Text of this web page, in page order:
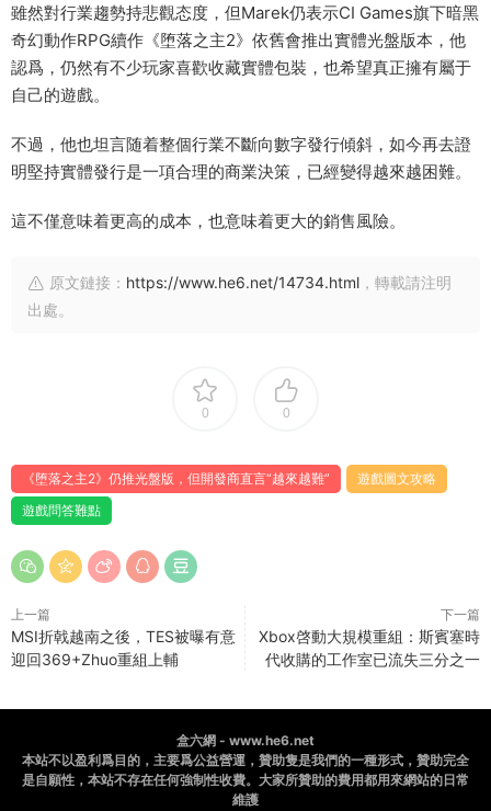
雖然對行業趨勢持悲觀态度，但Marek仍表示CI Games旗下暗黑
奇幻動作RPG續作《堕落之主2》依舊會推出實體光盤版本，他
認爲，仍然有不少玩家喜歡收藏實體包裝，也希望真正擁有屬于
自己的遊戲。
不過，他也坦言随着整個行業不斷向數字發行傾斜，如今再去證
明堅持實體發行是一項合理的商業決策，已經變得越來越困難。
這不僅意味着更高的成本，也意味着更大的銷售風險。
原文鏈接： https://www.he6.net/14734.html ，轉載請注明
出處。
0 0
《堕落之主2》仍推光盤版，但開發商直言“越來越難”
遊戲圖文攻略
遊戲問答難點
上一篇
MSI折戟越南之後，TES被曝有意
迎回369+Zhuo重組上輔
下一篇
Xbox啓動大規模重組：斯賓塞時
代收購的工作室已流失三分之一
盒六網 - www.he6.net
本站不以盈利爲目的，主要爲公益營運，贊助隻是我們的一種形式，贊助完全
是自願性，本站不存在任何強制性收費。大家所贊助的費用都用來網站的日常
維護